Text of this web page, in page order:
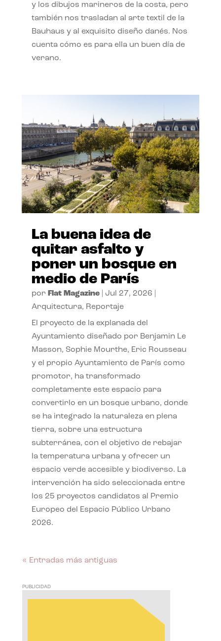
y los dibujos marineros de la costa, pero
también nos trasladan al arte textil de la
Bauhaus y al exquisito diseño danés. Nos
cuenta cómo es para ella un buen día de
verano.
La buena idea de
quitar asfalto y
poner un bosque en
medio de París
por Flat Magazine| Jul 27, 2026
Arquitectura, Reportaje
El proyecto de la explanada del
Ayuntamiento diseñado por Benjamin Le
Masson, Sophie Mourthe, Eric Rousseau
y el propio Ayuntamiento de París como
promotor, ha transformado
completamente este espacio para
convertirlo en un bosque urbano, donde
se ha integrado la naturaleza en plena
tierra, sobre una estructura
subterránea, con el objetivo de rebajar
la temperatura urbana y ofrecer un
espacio verde accesible y biodiverso. La
intervención ha sido seleccionada entre
los 25 proyectos candidatos al Premio
Europeo del Espacio Público Urbano
2026.
« Entradas más antiguas
PUBLICIDAD